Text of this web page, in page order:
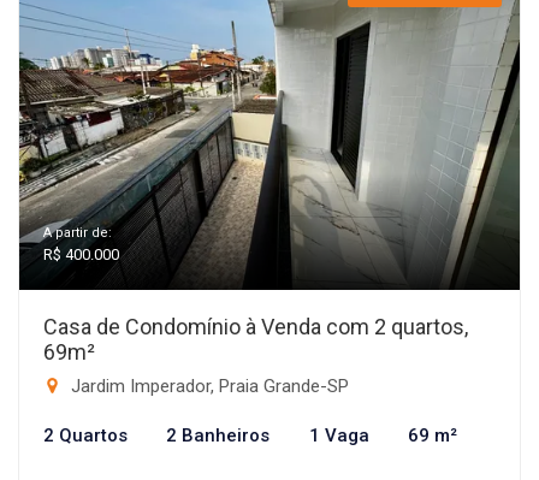
A partir de:
R$ 400.000
Casa de Condomínio à Venda com 2 quartos,
69m²
Jardim Imperador, Praia Grande-SP
2 Quartos 2 Banheiros 1 Vaga 69 m²